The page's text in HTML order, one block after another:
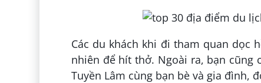
Các du khách khi đi tham quan dọc
nhiên để hít thở. Ngoài ra, bạn
Tuyền Lâm cùng bạn bè và gia đình,